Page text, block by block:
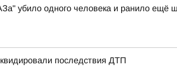
убило одного человека и ранило ещё
последствия ДТП